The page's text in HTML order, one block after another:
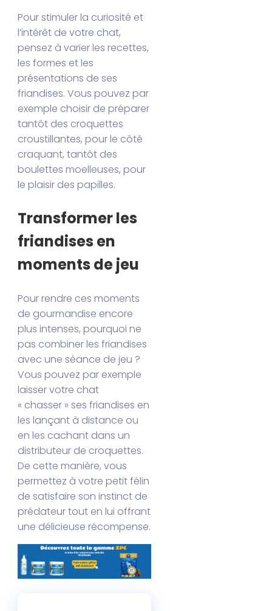
Pour stimuler la curiosité et
l’intérêt de votre chat,
pensez à varier les recettes,
les formes et les
présentations de ses
friandises. Vous pouvez par
exemple choisir de préparer
tantôt des croquettes
croustillantes, pour le côté
craquant, tantôt des
boulettes moelleuses, pour
le plaisir des papilles.
Transformer les
friandises en
moments de jeu
Pour rendre ces moments
de gourmandise encore
plus intenses, pourquoi ne
pas combiner les friandises
avec une séance de jeu ?
Vous pouvez par exemple
laisser votre chat
« chasser » ses friandises en
les lançant à distance ou
en les cachant dans un
distributeur de croquettes.
De cette manière, vous
permettez à votre petit félin
de satisfaire son instinct de
prédateur tout en lui offrant
une délicieuse récompense.